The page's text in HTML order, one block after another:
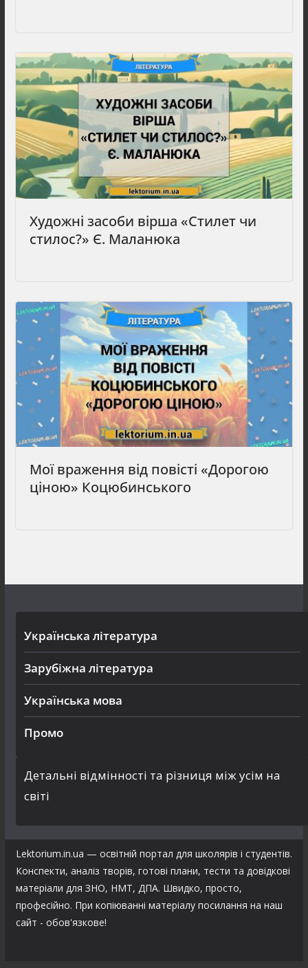
Художні засоби вірша «Стилет чи
стилос?» Є. Маланюка
Мої враження від повісті «Дорогою
ціною» Коцюбинського
Українська література
Зарубіжна література
Українська мова
Промо
Детальні відмінності та різниця між усім на
світі
Lektorium.in.ua — освітній портал для школярів і студентів.
Конспекти, аналіз творів, готові плани, тести та довідкові
матеріали для ЗНО, НМТ, ДПА. Швидко, просто,
професійно. При копіюванні матеріалу посилання на наш
сайт - обов'язкове!